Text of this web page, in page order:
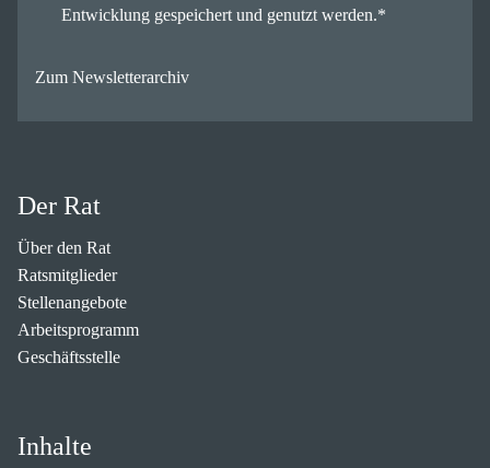
Entwicklung gespeichert und genutzt werden.*
Zum Newsletterarchiv
Der Rat
Über den Rat
Ratsmitglieder
Stellenangebote
Arbeitsprogramm
Geschäftsstelle
Inhalte